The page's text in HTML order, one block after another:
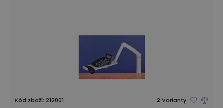
Kód zboží: 212001 2 Varianty